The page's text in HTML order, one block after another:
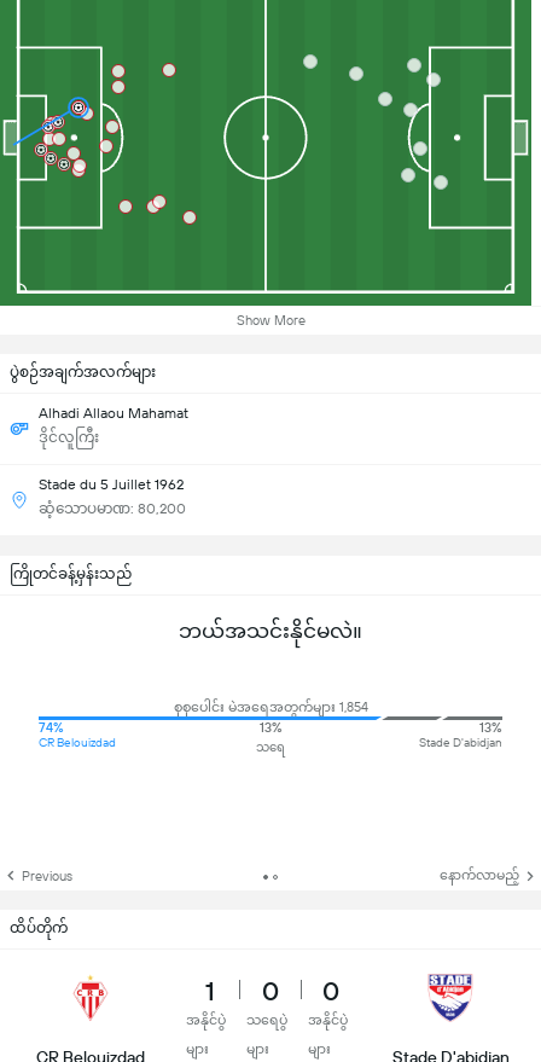
Show More
ပွဲစဉ်အချက်အလက်များ
Alhadi Allaou Mahamat
ဒိုင်လူကြီး
Stade du 5 Juillet 1962
ဆံ့သောပမာဏ: 80,200
ကြိုတင်ခန့်မှန်းသည်
ဘယ်အသင်းနိုင်မလဲ။
စုစုပေါင်း မဲအရေအတွက်များ 1,854
74%
CR Belouizdad
13%
သရေ
13%
Stade D'abidjan
Previous နောက်လာမည့်
ထိပ်တိုက်
CR Belouizdad
1
အနိုင်ပွဲ
များ
0
သရေပွဲ
များ
0
အနိုင်ပွဲ
များ
Stade D'abidjan